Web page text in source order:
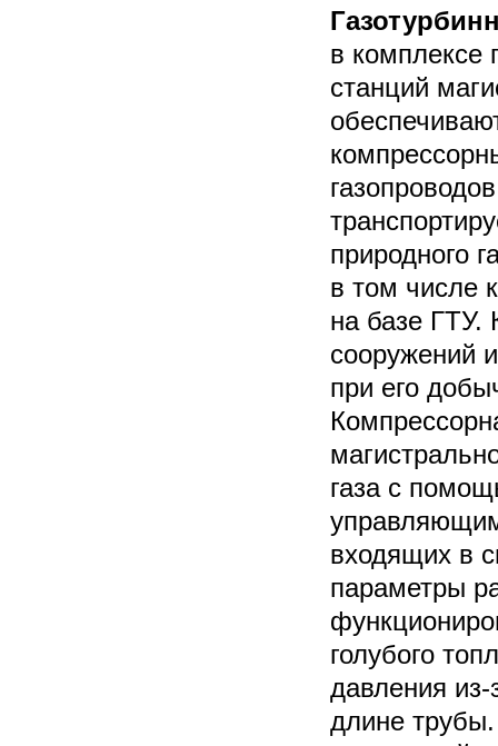
в комплексе
станций
природного
в том числе
на базе ГТУ.
сооружений
при его
газа с
входящих в
параметры
голубого
давления из-
длине